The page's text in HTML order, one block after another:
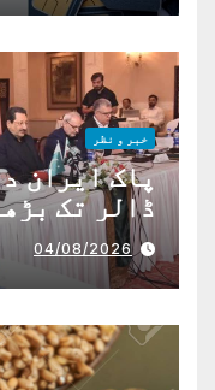
خبر و نظر
ڈالر تک
04/08/2026